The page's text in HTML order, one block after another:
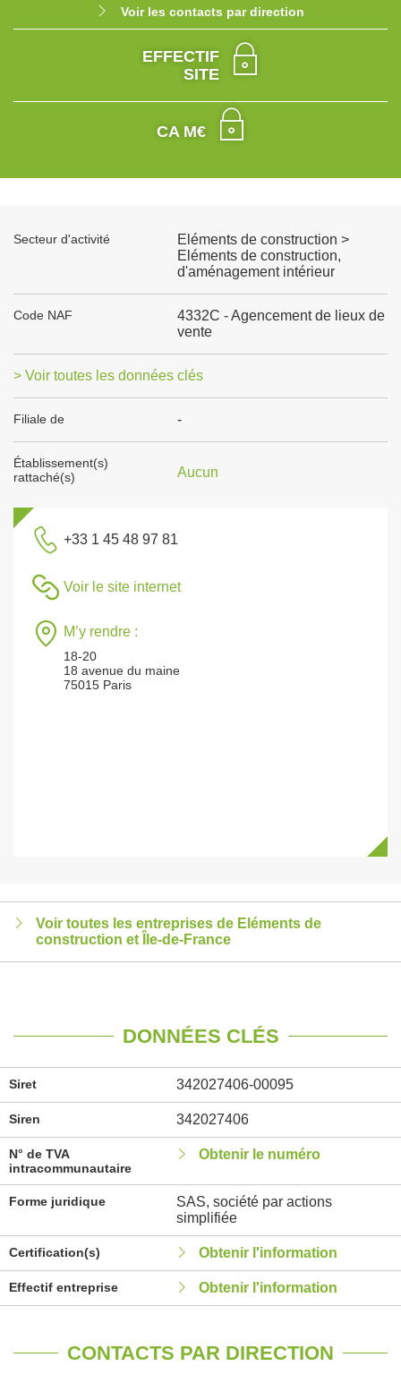
Voir les contacts par direction
EFFECTIF
SITE
CA M€
Secteur d'activité
Eléments de construction >
Eléments de construction,
d'aménagement intérieur
Code NAF
4332C - Agencement de lieux de
vente
> Voir toutes les données clés
Filiale de -
Établissement(s)
rattaché(s)
Aucun
+33 1 45 48 97 81
Voir le site internet
M’y rendre :
18-20
18 avenue du maine
75015 Paris
Voir toutes les entreprises de Eléments de
construction et Île-de-France
DONNÉES CLÉS
Siret 342027406-00095
Siren 342027406
N° de TVA
intracommunautaire
Obtenir le numéro
Forme juridique
SAS, société par actions
simplifiée
Certification(s) Obtenir l'information
Effectif entreprise Obtenir l'information
CONTACTS PAR DIRECTION